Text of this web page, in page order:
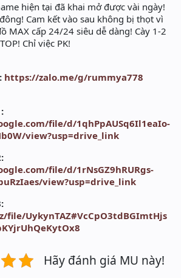
hiện tại đã khai mở được vài ngày!
Cam kết vào sau không bị thọt vì
MAX cấp 24/24 siêu dễ dàng! Cày 1-2
Chỉ việc PK!
https://zalo.me/g/rummya778
file/d/1qhPpAUSq6Il1eaIo-
view?usp=drive_link
file/d/1rNsGZ9hRURgs-
view?usp=drive_link
file/UykynTAZ#VcCpO3tdBGImtHjs
Hãy đánh giá MU này!